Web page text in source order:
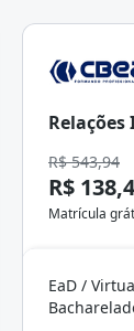
R$ 543,94
R$
Matrícula
EaD /